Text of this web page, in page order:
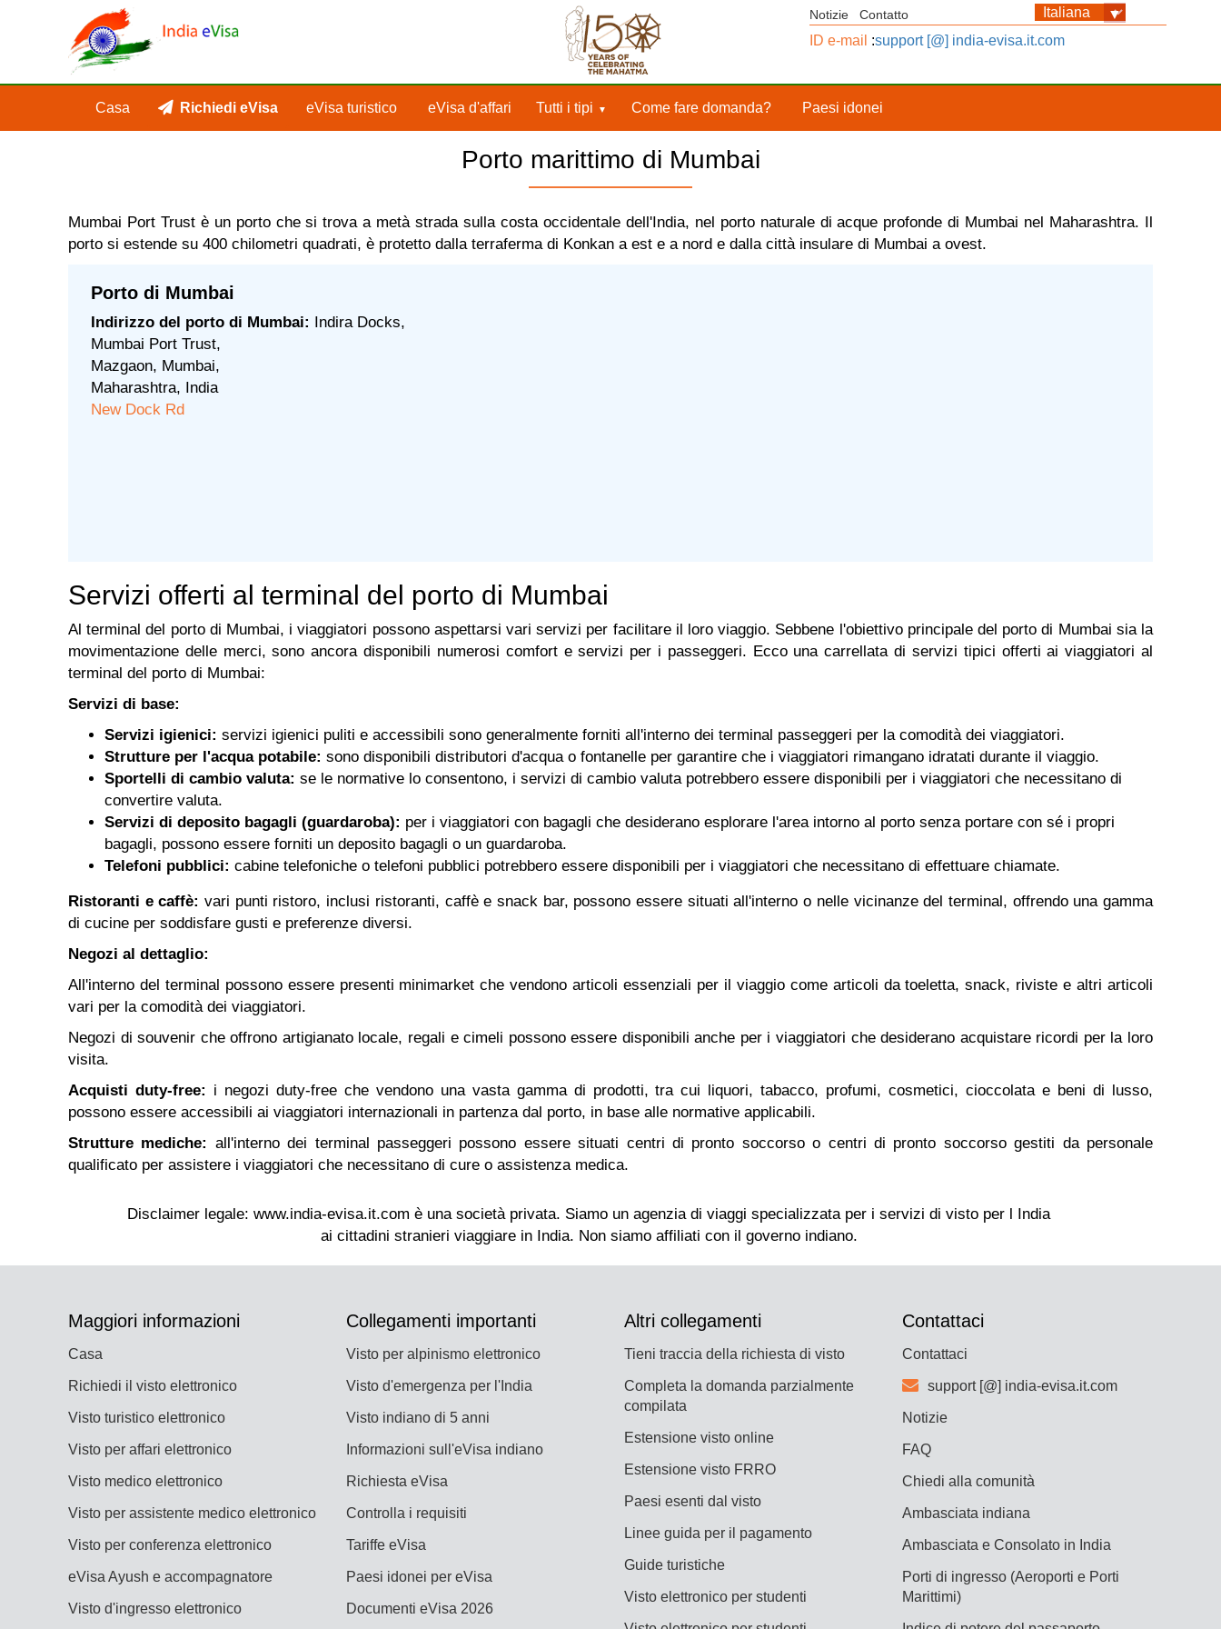
Notizie Contatto
ID e-mail :support [@] india-evisa.it.com
Casa Richiedi eVisa eVisa turistico eVisa d'affari Tutti i tipi Come fare domanda? Paesi idonei
Porto marittimo di Mumbai
Mumbai Port Trust è un porto che si trova a metà strada sulla costa occidentale dell'India, nel porto naturale di acque profonde di Mumbai nel Maharashtra. Il
porto si estende su 400 chilometri quadrati, è protetto dalla terraferma di Konkan a est e a nord e dalla città insulare di Mumbai a ovest.
Porto di Mumbai
Indirizzo del porto di Mumbai: Indira Docks,
Mumbai Port Trust,
Mazgaon, Mumbai,
Maharashtra, India
New Dock Rd
Servizi offerti al terminal del porto di Mumbai
Al terminal del porto di Mumbai, i viaggiatori possono aspettarsi vari servizi per facilitare il loro viaggio. Sebbene l'obiettivo principale del porto di Mumbai sia la
movimentazione delle merci, sono ancora disponibili numerosi comfort e servizi per i passeggeri. Ecco una carrellata di servizi tipici offerti ai viaggiatori al
terminal del porto di Mumbai:
Servizi di base:
Servizi igienici: servizi igienici puliti e accessibili sono generalmente forniti all'interno dei terminal passeggeri per la comodità dei viaggiatori.
Strutture per l'acqua potabile: sono disponibili distributori d'acqua o fontanelle per garantire che i viaggiatori rimangano idratati durante il viaggio.
Sportelli di cambio valuta: se le normative lo consentono, i servizi di cambio valuta potrebbero essere disponibili per i viaggiatori che necessitano di
convertire valuta.
Servizi di deposito bagagli (guardaroba): per i viaggiatori con bagagli che desiderano esplorare l'area intorno al porto senza portare con sé i propri
bagagli, possono essere forniti un deposito bagagli o un guardaroba.
Telefoni pubblici: cabine telefoniche o telefoni pubblici potrebbero essere disponibili per i viaggiatori che necessitano di effettuare chiamate.
Ristoranti e caffè: vari punti ristoro, inclusi ristoranti, caffè e snack bar, possono essere situati all'interno o nelle vicinanze del terminal, offrendo una gamma
di cucine per soddisfare gusti e preferenze diversi.
Negozi al dettaglio:
All'interno del terminal possono essere presenti minimarket che vendono articoli essenziali per il viaggio come articoli da toeletta, snack, riviste e altri articoli
vari per la comodità dei viaggiatori.
Negozi di souvenir che offrono artigianato locale, regali e cimeli possono essere disponibili anche per i viaggiatori che desiderano acquistare ricordi per la loro
visita.
Acquisti duty-free: i negozi duty-free che vendono una vasta gamma di prodotti, tra cui liquori, tabacco, profumi, cosmetici, cioccolata e beni di lusso,
possono essere accessibili ai viaggiatori internazionali in partenza dal porto, in base alle normative applicabili.
Strutture mediche: all'interno dei terminal passeggeri possono essere situati centri di pronto soccorso o centri di pronto soccorso gestiti da personale
qualificato per assistere i viaggiatori che necessitano di cure o assistenza medica.
Maggiori informazioni
Casa
Richiedi il visto elettronico
Visto turistico elettronico
Visto per affari elettronico
Visto medico elettronico
Visto per assistente medico elettronico
Visto per conferenza elettronico
eVisa Ayush e accompagnatore
Visto d'ingresso elettronico
Collegamenti importanti
Visto per alpinismo elettronico
Visto d'emergenza per l'India
Visto indiano di 5 anni
Informazioni sull'eVisa indiano
Richiesta eVisa
Controlla i requisiti
Tariffe eVisa
Paesi idonei per eVisa
Documenti eVisa 2026
Altri collegamenti
Tieni traccia della richiesta di visto
Completa la domanda parzialmente
compilata
Estensione visto online
Estensione visto FRRO
Paesi esenti dal visto
Linee guida per il pagamento
Guide turistiche
Visto elettronico per studenti
Contattaci
Contattaci
support [@] india-evisa.it.com
Notizie
FAQ
Chiedi alla comunità
Ambasciata indiana
Ambasciata e Consolato in India
Porti di ingresso (Aeroporti e Porti
Marittimi)